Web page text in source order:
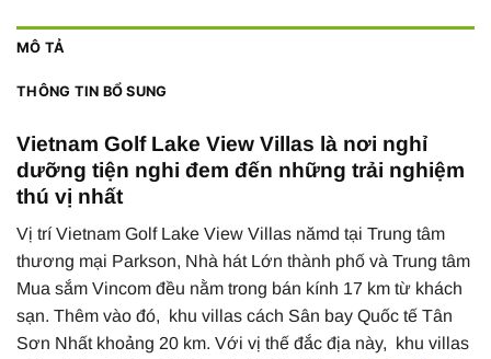
MÔ TẢ
THÔNG TIN BỔ SUNG
Vietnam Golf Lake View Villas là nơi nghỉ
dưỡng tiện nghi đem đến những trải nghiệm
thú vị nhất
Vị trí Vietnam Golf Lake View Villas nămd tại Trung tâm
thương mại Parkson, Nhà hát Lớn thành phố và Trung tâm
Mua sắm Vincom đều nằm trong bán kính 17 km từ khách
sạn. Thêm vào đó, khu villas cách Sân bay Quốc tế Tân
Sơn Nhất khoảng 20 km. Với vị thế đắc địa này, khu villas